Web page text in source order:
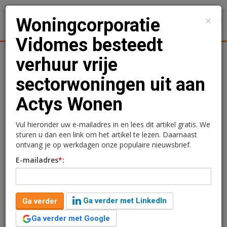
Uitgelicht Achtergronden
Woningcorporatie
Vidomes besteedt
verhuur vrije
sectorwoningen uit aan
Actys Wonen
12 september 2013 om 16:11 1 minuut leestijd
Woningcorporatie Vidomes heeft Actys Wonen aangesteld als
de verhuurder voor haar vrije sectorwoningen. De totale
×
Woningcorporatie
Vidomes besteedt
verhuur vrije
sectorwoningen uit aan
Actys Wonen
Vul hieronder uw e-mailadres in en lees dit artikel gratis. We
sturen u dan een link om het artikel te lezen. Daarnaast
ontvang je op werkdagen onze populaire nieuwsbrief.
E-mailadres*:
Ga verder
Ga verder met LinkedIn
Ga verder met Google